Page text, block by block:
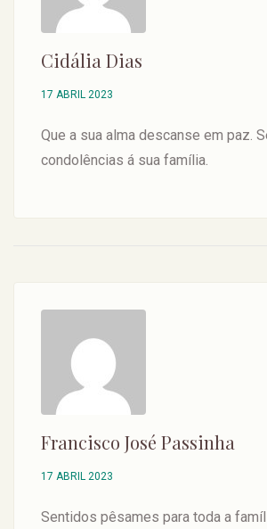
Cidália Dias
17 ABRIL 2023
Que a sua alma descanse em paz.
condolências á sua família.
Francisco José Passinha
17 ABRIL 2023
Sentidos pêsames para toda a